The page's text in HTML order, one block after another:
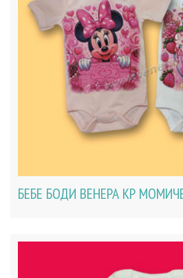
БЕБЕ БОДИ ВЕНЕРА КР